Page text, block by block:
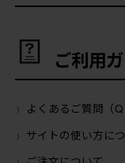
ご利用
よくあるご質問（Q
サイトの使い方に